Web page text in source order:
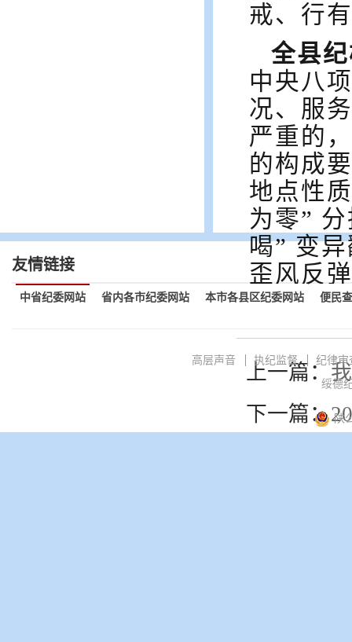
戒、行
全县
中央八
况、服
严重的
的构成
地点性
为零”
喝” 变
歪风反
上一篇：
下一篇：
友情链接
中省纪委网站 省内各市纪委网站 本市各县区纪委网站 便民
高层声音 执纪监督
纪律审
绥德
陕